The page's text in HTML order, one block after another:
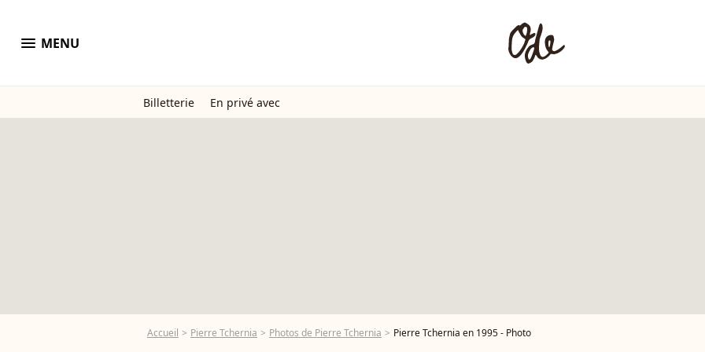
menu MENU
Billetterie En privé avec
Accueil Pierre Tchernia Photos de Pierre Tchernia Pierre Tchernia en 1995 - Photo